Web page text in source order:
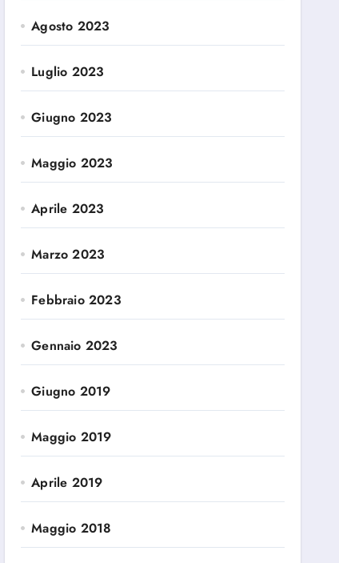
Agosto 2023
Luglio 2023
Giugno 2023
Maggio 2023
Aprile 2023
Marzo 2023
Febbraio 2023
Gennaio 2023
Giugno 2019
Maggio 2019
Aprile 2019
Maggio 2018